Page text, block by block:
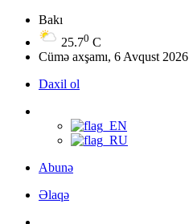
Bakı
25.70 C
Cümə axşamı, 6 Avqust 2026
Daxil ol
Abunə
Əlaqə